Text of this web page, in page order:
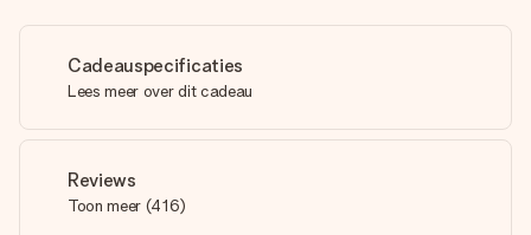
Cadeauspecificaties
Lees meer over dit cadeau
Reviews
Toon meer (416)